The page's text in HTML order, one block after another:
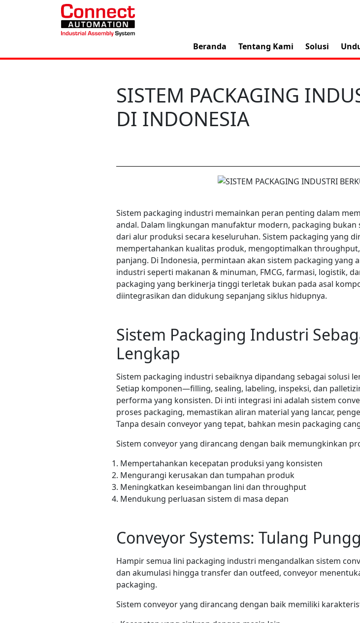
Beranda Tentang Kami Solusi
SISTEM PACKAGING
DI INDONESIA
Sistem packaging industri memainkan peran penting dalam
andal. Dalam lingkungan manufaktur modern, packaging
dari alur produksi secara keseluruhan. Sistem packaging yang
mempertahankan kualitas produk, mengoptimalkan
panjang. Di Indonesia, permintaan akan sistem packaging yang
industri seperti makanan & minuman, FMCG, farmasi, logistik,
packaging yang berkinerja tinggi terletak bukan pada asal
diintegrasikan dan didukung sepanjang siklus hidupnya.
Sistem Packaging Industri
Lengkap
Sistem packaging industri sebaiknya dipandang sebagai solusi
Setiap komponen—filling, sealing, labeling, inspeksi, dan
performa yang konsisten. Di inti integrasi ini adalah sistem
proses packaging, memastikan aliran material yang lancar,
Tanpa desain conveyor yang tepat, bahkan mesin packaging
Sistem conveyor yang dirancang dengan baik memungkinkan
Mempertahankan kecepatan produksi yang konsisten
Mengurangi kerusakan dan tumpahan produk
Meningkatkan keseimbangan lini dan throughput
Mendukung perluasan sistem di masa depan
Conveyor Systems: Tulang
Hampir semua lini packaging industri mengandalkan sistem
dan akumulasi hingga transfer dan outfeed, conveyor
packaging.
Sistem conveyor yang dirancang dengan baik memiliki